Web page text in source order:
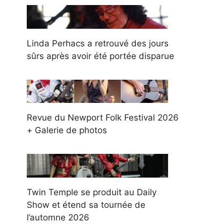
Linda Perhacs a retrouvé des jours
sûrs après avoir été portée disparue
Revue du Newport Folk Festival 2026
+ Galerie de photos
Twin Temple se produit au Daily
Show et étend sa tournée de
l’automne 2026